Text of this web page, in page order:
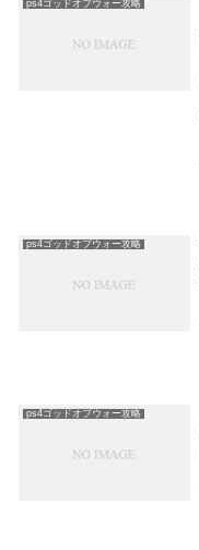
ps4ゴッドオブウォー攻略
ps4ゴッドオブウォー攻略
ps4ゴッドオブウォー攻略